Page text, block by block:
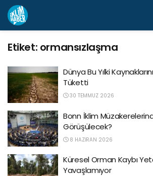
Etiket: ormansızlaşma
Dünya Bu Yılki
Tüketti
30 TEMMUZ 2026
Bonn İklim
Görüşülecek?
8 HAZIRAN 2026
Küresel Orman Kaybı
Yavaşlamıyor